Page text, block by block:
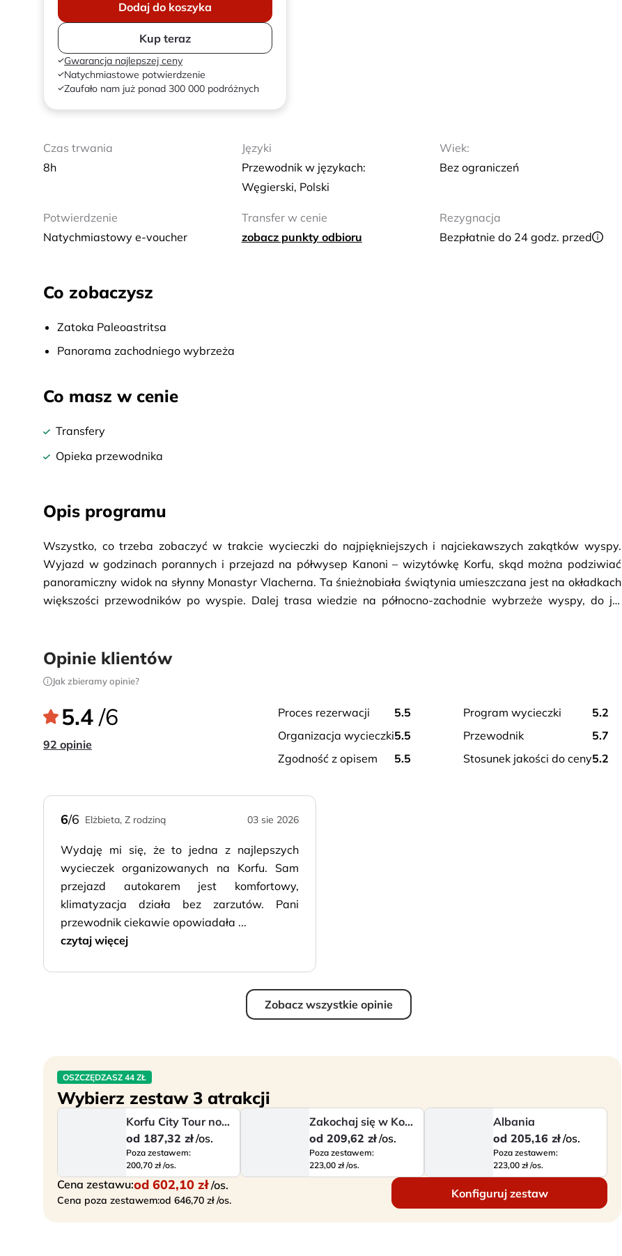
Dodaj do koszyka
Kup teraz
Gwarancja najlepszej ceny
Natychmiastowe potwierdzenie
Zaufało nam już ponad 300 000 podróżnych
Czas trwania
8h
Języki
Przewodnik w językach:
Węgierski, Polski
Wiek:
Bez ograniczeń
Potwierdzenie
Natychmiastowy e-voucher
Transfer w cenie
zobacz punkty odbioru
Rezygnacja
Bezpłatnie do 24 godz. przed
Co zobaczysz
Zatoka Paleoastritsa
Panorama zachodniego wybrzeża
Co masz w cenie
Transfery
Opieka przewodnika
Opis programu
Wszystko, co trzeba zobaczyć w trakcie wycieczki do najpiękniejszych i najciekawszych zakątków wyspy.
Wyjazd w godzinach porannych i przejazd na półwysep Kanoni – wizytówkę Korfu, skąd można podziwiać
panoramiczny widok na słynny Monastyr Vlacherna. Ta śnieżnobiała świątynia umieszczana jest na okładkach
większości przewodników po wyspie. Dalej trasa wiedzie na północno-zachodnie wybrzeże wyspy, do jej
zatoczkach. Przejazd do Bella Vista – punktu widokowego, skąd roztacza się wspaniały widok na zachodnie
wybrzeże. Po drodze wizyta w wytwórni charakterystycznego dla Korfu likieru z kumkwatu – czas na
degustację i zakupy.
Opinie klientów
Jak zbieramy opinie?
5.4 /6
92 opinie
proces rezerwacji 5.5 program wycieczki
5.2
organizacja wycieczki5.5 przewodnik
5.7
zgodność z opisem
5.5 stosunek jakości do ceny5.2
6/6 Elżbieta, Z rodziną 03 sie 2026
Wydaję mi się, że to jedna z najlepszych
wycieczek organizowanych na Korfu. Sam
przejazd autokarem jest komfortowy,
klimatyzacja działa bez zarzutów. Pani
przewodnik ciekawie opowiadała ...
czytaj więcej
Zobacz wszystkie opinie
OSZCZĘDZASZ 44 ZŁ
Wybierz zestaw 3 atrakcji
Korfu City Tour nocą
od 187,32 zł /os.
Poza zestawem:
200,70 zł /os.
Zakochaj się w Korfu!
od 209,62 zł /os.
Poza zestawem:
223,00 zł /os.
Albania
od 205,16 zł /os.
Poza zestawem:
223,00 zł /os.
Cena zestawu:od 602,10 zł /os.
Cena poza zestawem:od 646,70 zł /os.
Konfiguruj zestaw